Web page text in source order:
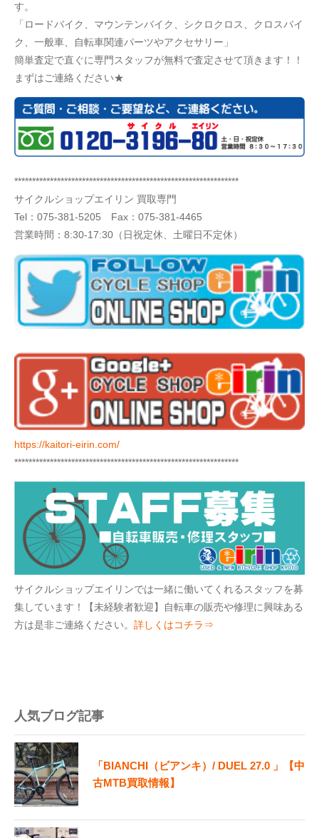
す。
「ロードバイク、マウンテンバイク、シクロクロス、クロスバイ
ク、一般車、自転車関連パーツやアクセサリー」
簡単査定で直ぐに専門スタッフが無料で査定させて頂きます！！
まずはご連絡ください★
***************************************************************
サイクルショップエイリン 買取専門
Tel： 075-381-5205 Fax：075-381-4465
営業時間：8:30-17:30（日祝定休、土曜日不定休）
https://kaitori-eirin.com/
***************************************************************
サイクルショップエイリンでは一緒に働いてくれるスタッフを募
集しています！【未経験者歓迎】自転車の販売や修理に興味ある
方は是非ご連絡ください。 詳しくはコチラ⇒
人気ブログ記事
「BIANCHI（ビアンキ）/ DUEL 27.0 」【中
古MTB買取情報】